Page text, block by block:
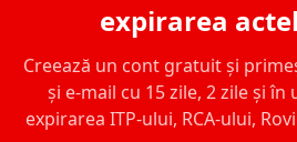
expirarea
Creează un cont gratuit și
și e-mail cu 15 zile, 2 zile și
expirarea ITP-ului, RCA-ului,